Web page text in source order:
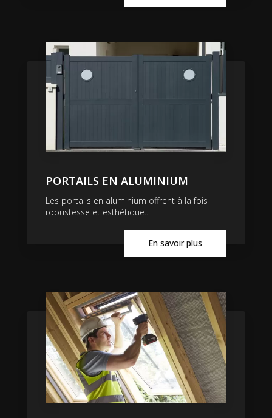
PORTAILS EN ALUMINIUM
Les portails en aluminium offrent à la fois
robustesse et esthétique....
En savoir plus